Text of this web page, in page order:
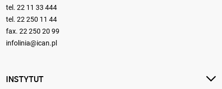
tel. 22 11 33 444
tel. 22 250 11 44
fax. 22 250 20 99
infolinia@ican.pl
INSTYTUT